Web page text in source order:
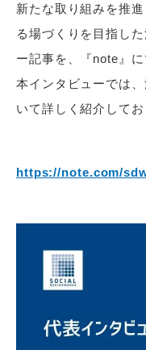
新たな取り組みを推
る場づくりを目指し
ー記事を、『note』に
本インタビューでは
いて詳しく紹介して
https://note.com/